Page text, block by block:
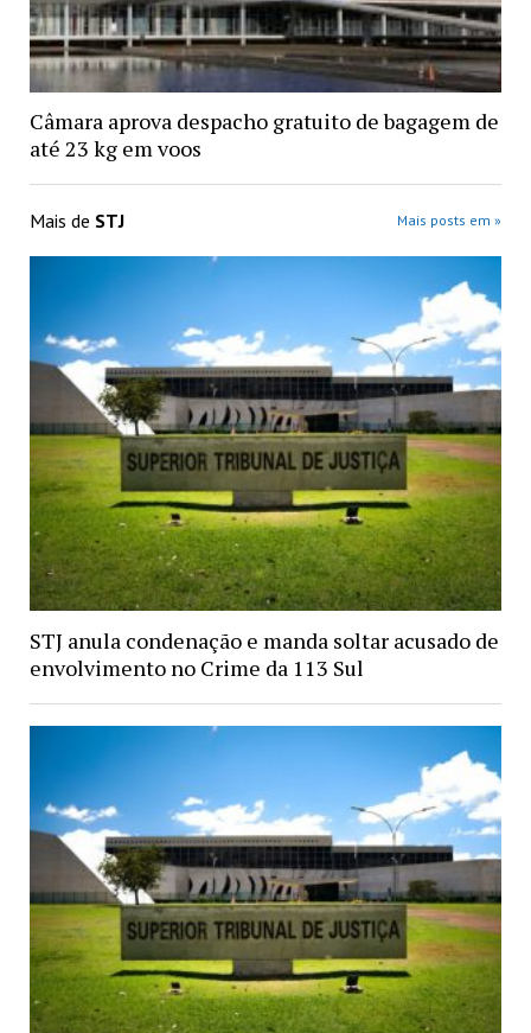
Câmara aprova despacho gratuito de bagagem de
até 23 kg em voos
Mais de STJ Mais posts em »
STJ anula condenação e manda soltar acusado de
envolvimento no Crime da 113 Sul